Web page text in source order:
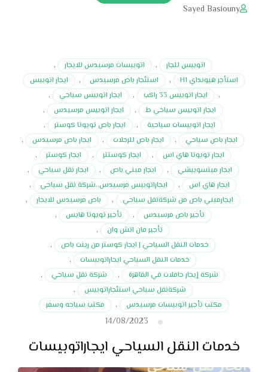
Sayed Basiouny
اتوبيس للجار , اتوبيسات مرسيدس للايجار
,
استأجر هيونداي H1
, استئجار باص مرسيدس ,
ايجار اتوبيس
,
ايجار اتوبيس 33 راكب , ايجار اتوبيس سياحي
,
ايجار اتوبيس سياخي ط
, ايجار اتوبيس مرسيدس
,
ايجار اتوبيسات سياحية
, ايجار باص تويوتا كوستر
,
ايجار باص سياحي
, ايجار باص للرحلات , ايجار باص مرسيدس
,
ايجار تويوتا هاي اس
, ايجار كوستتر , ايجار كوستر
,
ايجار ميتسوبيشي
, ايجار ميني باص , ايجار نقل سياحي
,
ايجار هاي اس
, ايجاراتوبيس مرسيدس..شركة نقل سياحي
,
ايجارميني باص من شركةنقل سياحي
, باص مرسيدس للايجار
,
تأجير باص مرسيدس
, تأجير تويوتا هايس
,
تأجير فان اتش وان
,
خدمات النقل السياحي | ايجار كوستر من رينت باص
,
خدمات النقل السياحي ايجاراتوبيسات
,
شركة إيجار حافلات في القاهرة
, شركة نقل سياحي
,
شركةنقل سياحي استئجاراتوبيس
,
مكتب تأجير اتوبيسات مرسيدس
, مكتب سياحه وسفر
14/08/2023
خدمات النقل السياحي ايجاراتوبيسات